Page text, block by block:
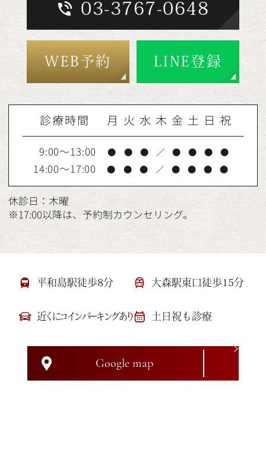
03-3767-0648
WEB予約 LINE登録
診療時間 月 火 水 木 金 土 日 祝
9:00～13:00 ● ● ● ／ ● ● ● ●
14:00～17:00 ● ● ● ／ ● ● ● ●
休診日：木曜
※17:00以降は、予約制カウンセリング。
平和島駅徒歩8分 大森駅東口徒歩15分
近くにコインパーキングあり 土日祝も診療
Google map